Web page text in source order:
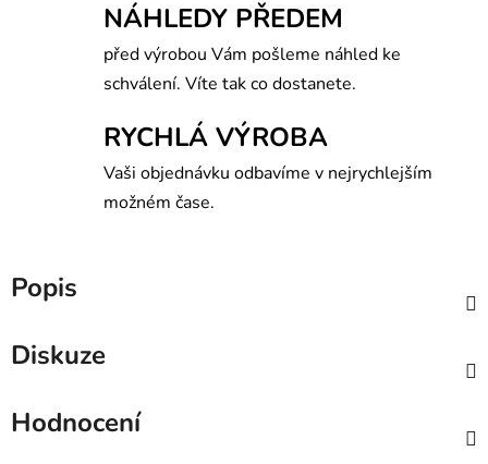
NÁHLEDY PŘEDEM
před výrobou Vám pošleme náhled ke
schválení. Víte tak co dostanete.
RYCHLÁ VÝROBA
Vaši objednávku odbavíme v nejrychlejším
možném čase.
Popis
Diskuze
Hodnocení